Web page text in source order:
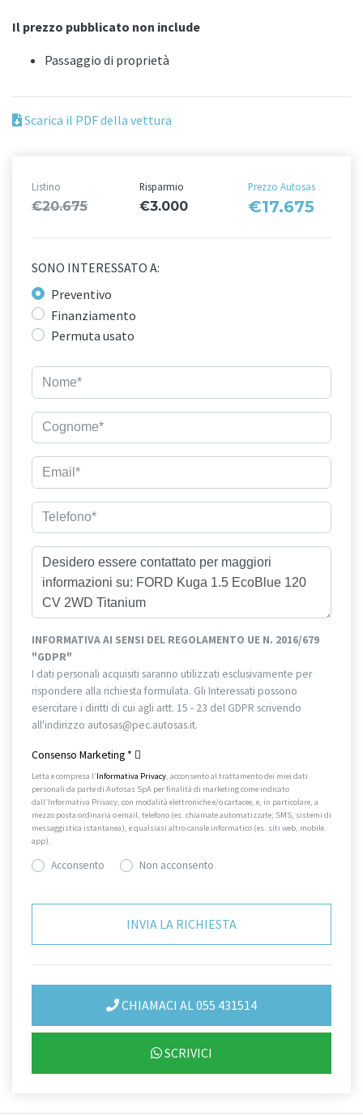
Il prezzo pubblicato non include
Passaggio di proprietà
Scarica il PDF della vettura
Listino
€20.675
Risparmio
€3.000
Prezzo Autosas
€17.675
SONO INTERESSATO A:
Preventivo
Finanziamento
Permuta usato
INFORMATIVA AI SENSI DEL REGOLAMENTO UE N. 2016/679
"GDPR"
I dati personali acquisiti saranno utilizzati esclusivamente per
rispondere alla richiesta formulata. Gli Interessati possono
esercitare i diritti di cui agli artt. 15 - 23 del GDPR scrivendo
all'indirizzo autosas@pec.autosas.it.
Consenso Marketing *
Letta e compresa l’Informativa Privacy, acconsento al trattamento dei miei dati
personali da parte di Autosas SpA per finalità di marketing come indicato
dall’Informativa Privacy, con modalità elettroniche e/o cartacee, e, in particolare, a
mezzo posta ordinaria o email, telefono (es. chiamate automatizzate, SMS, sistemi di
messaggistica istantanea), e qualsiasi altro canale informatico (es. siti web, mobile
app).
Acconsento Non acconsento
CHIAMACI AL 055 431514
SCRIVICI